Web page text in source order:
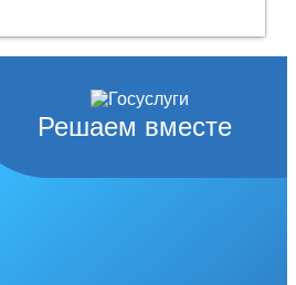
Решаем вместе